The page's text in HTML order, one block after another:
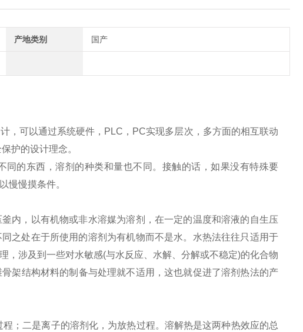
产地类别 国产
可以通过系统硬件，PLC，PC实现多层次，多方面的相互联动
护的设计理念。
的东西，溶剂的种类和量也不同。接触的话，如果没有特殊要
慢慢摸条件。
内，以有机物或非水溶媒为溶剂，在一定的温度和溶液的自生压
之处在于所使用的溶剂为有机物而不是水。水热法往往只适用于
，涉及到一些对水敏感(与水反应、水解、分解或不稳定)的化合物
架结构材料的制备与处理就不适用，这也就促进了溶剂热法的产
；二是离子的溶剂化，为放热过程。溶解热是这两种热效应的总